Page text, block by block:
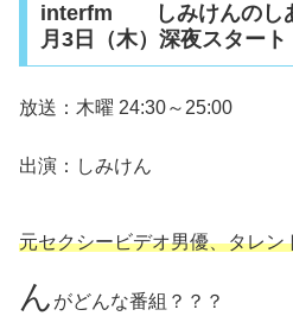
interfm しみけんの
月3日（木）深夜スタート
放送：木曜 24:30～25:00
出演：しみけん
元セクシービデオ男優、タレン
ん がどんな番組？？？